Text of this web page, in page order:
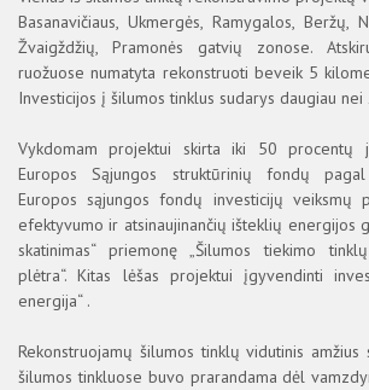
2020
2019
2018
2017
Basanavičiaus, Ukmergės, Ramygalos, Beržų,
Žvaigždžių, Pramonės gatvių zonose.
ruožuose numatyta rekonstruoti beveik 5
Investicijos į šilumos tinklus sudarys daugiau
Vykdomam projektui skirta iki 50 procentų
Europos Sąjungos struktūrinių fondų
Europos sąjungos fondų investicijų veiksmų
efektyvumo ir atsinaujinančių išteklių energijos
skatinimas“ priemonę „Šilumos tiekimo
plėtra“. Kitas lėšas projektui įgyvendinti
energija“ .
Rekonstruojamų šilumos tinklų vidutinis
šilumos tinkluose buvo prarandama dėl